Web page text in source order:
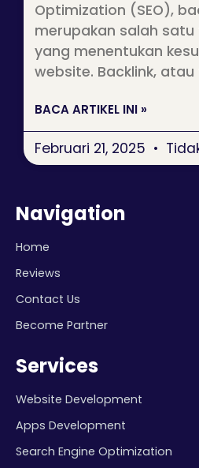
Optimization (SEO),
merupakan salah
yang menentukan
website. Backlink,
BACA ARTIKEL INI »
Februari 21, 2025
Navigation
Home
Reviews
Contact Us
Become Partner
Services
Website Development
Apps Development
Search Engine Optimization